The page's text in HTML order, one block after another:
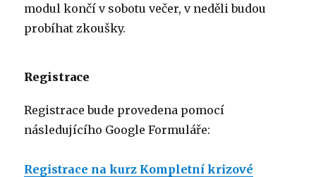
modul končí v sobotu večer, v neděli budou
probíhat zkoušky.
Registrace
Registrace bude provedena pomocí
následujícího Google Formuláře:
Registrace na kurz Kompletní krizové